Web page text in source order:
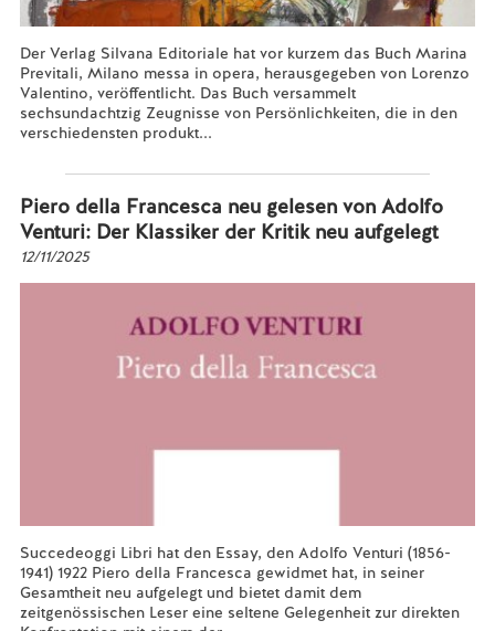
Der Verlag Silvana Editoriale hat vor kurzem das Buch Marina
Previtali, Milano messa in opera, herausgegeben von Lorenzo
Valentino, veröffentlicht. Das Buch versammelt
sechsundachtzig Zeugnisse von Persönlichkeiten, die in den
verschiedensten produkt...
Piero della Francesca neu gelesen von Adolfo
Venturi: Der Klassiker der Kritik neu aufgelegt
12/11/2025
Succedeoggi Libri hat den Essay, den Adolfo Venturi (1856-
1941) 1922 Piero della Francesca gewidmet hat, in seiner
Gesamtheit neu aufgelegt und bietet damit dem
zeitgenössischen Leser eine seltene Gelegenheit zur direkten